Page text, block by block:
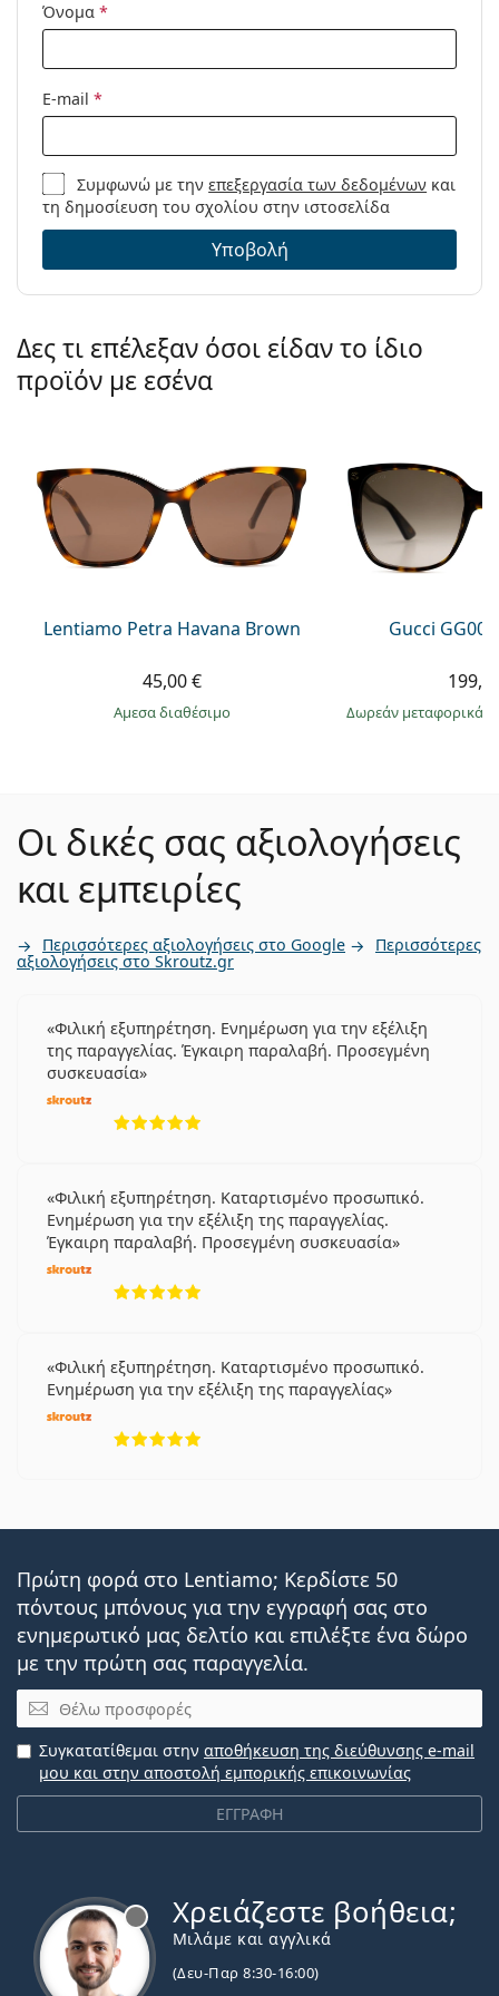
Όνομα *
E-mail *
Συμφωνώ με τηνεπεξεργασία των δεδομένων και
τη δημοσίευση του σχολίου στην ιστοσελίδα
Υποβολή
Δες τι επέλεξαν όσοι είδαν το ίδιο
προϊόν με εσένα
Lentiamo Petra Havana Brown
45,00 €
άμεσα διαθέσιμο
Gucci
Δωρεάν μεταφορικά
Οι δικές σας αξιολογήσεις
και εμπειρίες
Περισσότερες αξιολογήσεις στο Google Περισσότερες
αξιολογήσεις στο Skroutz.gr
Φιλική εξυπηρέτηση. Ενημέρωση για την εξέλιξη
της παραγγελίας. Έγκαιρη παραλαβή. Προσεγμένη
συσκευασία
Φιλική εξυπηρέτηση. Καταρτισμένο προσωπικό.
Ενημέρωση για την εξέλιξη της παραγγελίας.
Έγκαιρη παραλαβή. Προσεγμένη συσκευασία
Φιλική εξυπηρέτηση. Καταρτισμένο προσωπικό.
Ενημέρωση για την εξέλιξη της παραγγελίας
Πρώτη φορά στο Lentiamo; Κερδίστε 50
πόντους μπόνους για την εγγραφή σας στο
ενημερωτικό μας δελτίο και επιλέξτε ένα δώρο
με την πρώτη σας παραγγελία.
Email
ΕΓΓΡΑΦΗ
Συγκατατίθεμαι στην αποθήκευση της διεύθυνσης e-mail
μου και στην αποστολή εμπορικής επικοινωνίας
Χρειάζεστε βοήθεια;
Μιλάμε και αγγλικά
(Δευ-Παρ 8:30-16:00)